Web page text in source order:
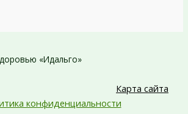
«Идальго»
Карта сайта
конфиденциальности